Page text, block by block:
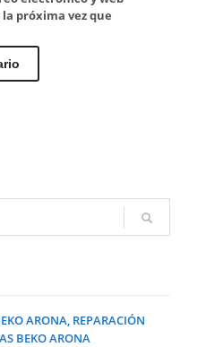
próxima vez que
ARONA, REPARACIÓN
BEKO ARONA